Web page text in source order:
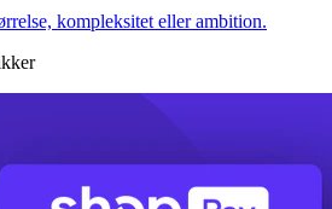
kompleksitet eller ambition.